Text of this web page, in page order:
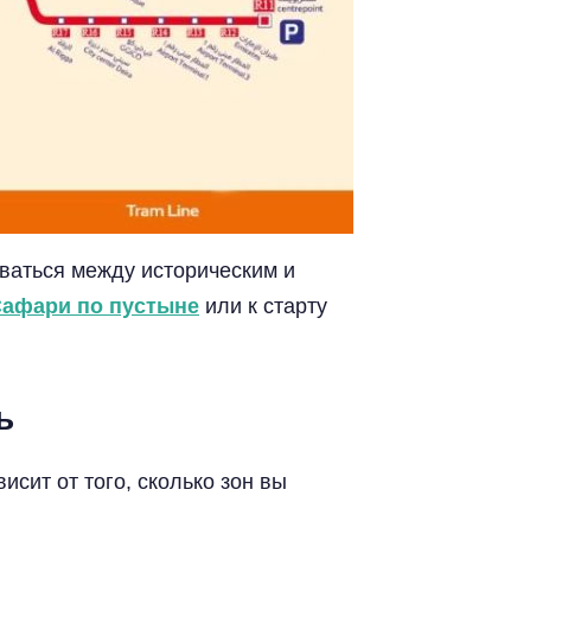
между историческим и
по пустыне или к старту
от того, сколько зон вы